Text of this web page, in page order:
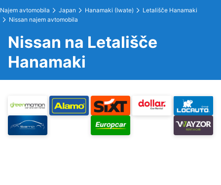
Najem avtomobila Japan Hanamaki (Iwate)
Letališče Hanamaki
Nissan najem avtomobila
Nissan na Letališče
Hanamaki